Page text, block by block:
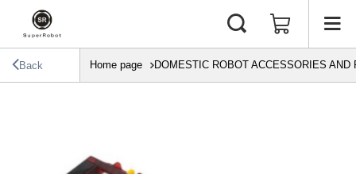
Back Home page DOMESTIC ROBOT ACCESSORIES AND